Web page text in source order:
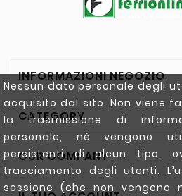
Nessun dato personale degli
acquisito dal sito. Non viene
la trasmissione di
personale, né vengono
persistenti di alcun tipo,
tracciamento degli utenti.
sessione (che non vengono
INFORMAZIONI NEGOZIO
CATEGORY
OUR COMPANY